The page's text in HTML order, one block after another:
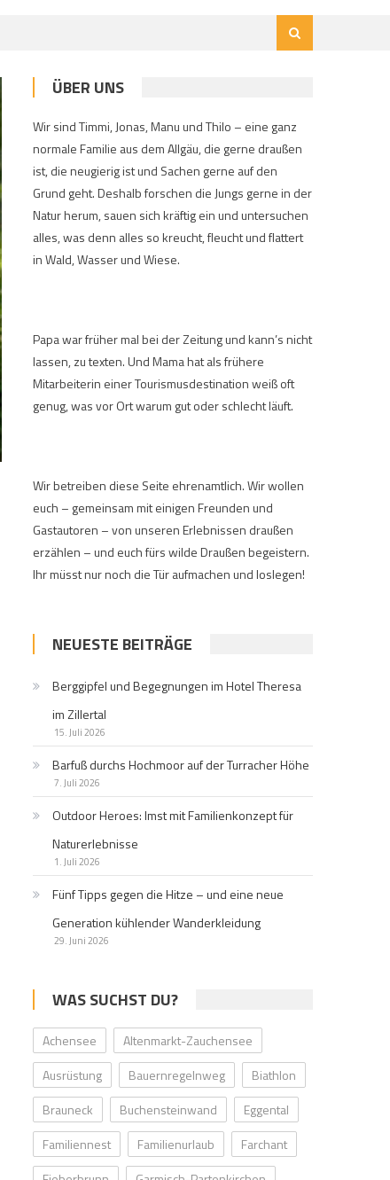
ÜBER UNS
Wir sind Timmi, Jonas, Manu und Thilo – eine ganz
normale Familie aus dem Allgäu, die gerne draußen
ist, die neugierig ist und Sachen gerne auf den
Grund geht. Deshalb forschen die Jungs gerne in der
Natur herum, sauen sich kräftig ein und untersuchen
alles, was denn alles so kreucht, fleucht und flattert
in Wald, Wasser und Wiese.
Papa war früher mal bei der Zeitung und kann’s nicht
lassen, zu texten. Und Mama hat als frühere
Mitarbeiterin einer Tourismusdestination weiß oft
genug, was vor Ort warum gut oder schlecht läuft.
Wir betreiben diese Seite ehrenamtlich. Wir wollen
euch – gemeinsam mit einigen Freunden und
Gastautoren – von unseren Erlebnissen draußen
erzählen – und euch fürs wilde Draußen begeistern.
Ihr müsst nur noch die Tür aufmachen und loslegen!
NEUESTE BEITRÄGE
Berggipfel und Begegnungen im Hotel Theresa
im Zillertal
15. Juli 2026
Barfuß durchs Hochmoor auf der Turracher Höhe
7. Juli 2026
Outdoor Heroes: Imst mit Familienkonzept für
Naturerlebnisse
1. Juli 2026
Fünf Tipps gegen die Hitze – und eine neue
Generation kühlender Wanderkleidung
29. Juni 2026
WAS SUCHST DU?
Achensee
Altenmarkt-Zauchensee
Ausrüstung
Bauernregelnweg
Biathlon
Brauneck
Buchensteinwand
Eggental
Familiennest
Familienurlaub
Farchant